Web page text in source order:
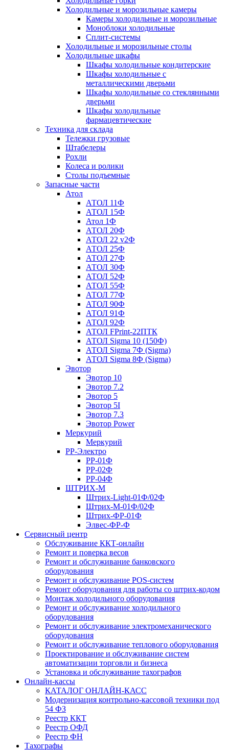
Холодильные и морозильные камеры
Камеры холодильные и морозильные
Моноблоки холодильные
Сплит-системы
Холодильные и морозильные столы
Холодильные шкафы
Шкафы холодильные кондитерские
Шкафы холодильные с
металлическими дверьми
Шкафы холодильные со стеклянными
дверьми
Шкафы холодильные
фармацевтические
Техника для склада
Тележки грузовые
Штабелеры
Рохли
Колеса и ролики
Столы подъемные
Запасные части
Атол
АТОЛ 11Ф
АТОЛ 15Ф
Атол 1Ф
АТОЛ 20Ф
АТОЛ 22 v2Ф
АТОЛ 25Ф
АТОЛ 27Ф
АТОЛ 30Ф
АТОЛ 52Ф
АТОЛ 55Ф
АТОЛ 77Ф
АТОЛ 90Ф
АТОЛ 91Ф
АТОЛ 92Ф
АТОЛ FPrint-22ПТК
АТОЛ Sigma 10 (150Ф)
АТОЛ Sigma 7Ф (Sigma)
АТОЛ Sigma 8Ф (Sigma)
Эвотор
Эвотор 10
Эвотор 7.2
Эвотор 5
Эвотор 5I
Эвотор 7.3
Эвотор Power
Меркурий
Меркурий
РР-Электро
РР-01Ф
РР-02Ф
РР-04Ф
ШТРИХ-М
Штрих-Light-01Ф/02Ф
Штрих-М-01Ф/02Ф
Штрих-ФР-01Ф
Элвес-ФР-Ф
Сервисный центр
Обслуживание ККТ-онлайн
Ремонт и поверка весов
Ремонт и обслуживание банковского
оборудования
Ремонт и обслуживание POS-систем
Ремонт оборудования для работы со штрих-кодом
Монтаж холодильного оборудования
Ремонт и обслуживание холодильного
оборудования
Ремонт и обслуживание электромеханического
оборудования
Ремонт и обслуживание теплового оборудования
Проектирование и обслуживание систем
автоматизации торговли и бизнеса
Установка и обслуживание тахографов
Онлайн-кассы
КАТАЛОГ ОНЛАЙН-КАСС
Модернизация контрольно-кассовой техники под
54 ФЗ
Реестр ККТ
Реестр ОФД
Реестр ФН
Тахографы